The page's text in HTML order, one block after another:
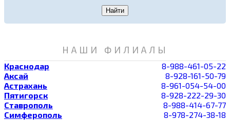
Найти
НАШИ ФИЛИАЛЫ
Краснодар
8-988-461-05-22
Аксай
8-928-161-50-79
Астрахань
8-961-054-54-00
Пятигорск
8-928-222-29-30
Ставрополь
8-988-414-67-77
Симферополь
8-978-274-38-18